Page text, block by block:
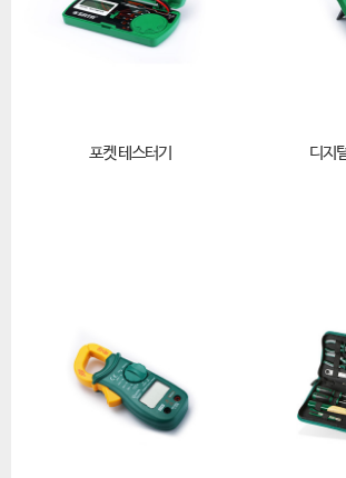
포켓 테스터기 디지